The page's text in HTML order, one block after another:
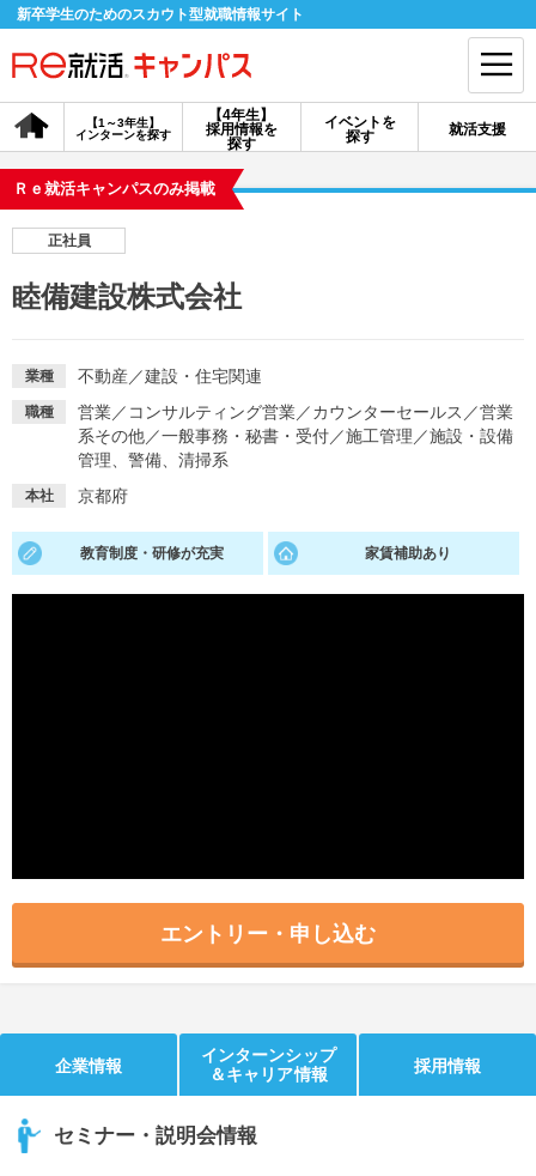
新卒学生のためのスカウト型就職情報サイト
【4年生】
採用情報を
探す
【1～3年生】
インターンを探す
イベントを
探す
就活支援
会員登録 ログイン
探す
イベントを探す スカウト お知らせ
就活支援 就活コラム
Ｒｅ就活キャンパスのみ掲載
正社員
睦備建設株式会社
業種 不動産／建設・住宅関連
職種 営業／ コンサルティング営業／カウンターセールス ／営業
系その他／一般事務・秘書・受付／施工管理 ／施設・設備
管理、警備、清掃系
本社 京都府
教育制度・研修が充実 家賃補助あり
エントリー・申し込む
企業情報
インターンシップ
＆キャリア情報
採用情報
セミナー・説明会情報